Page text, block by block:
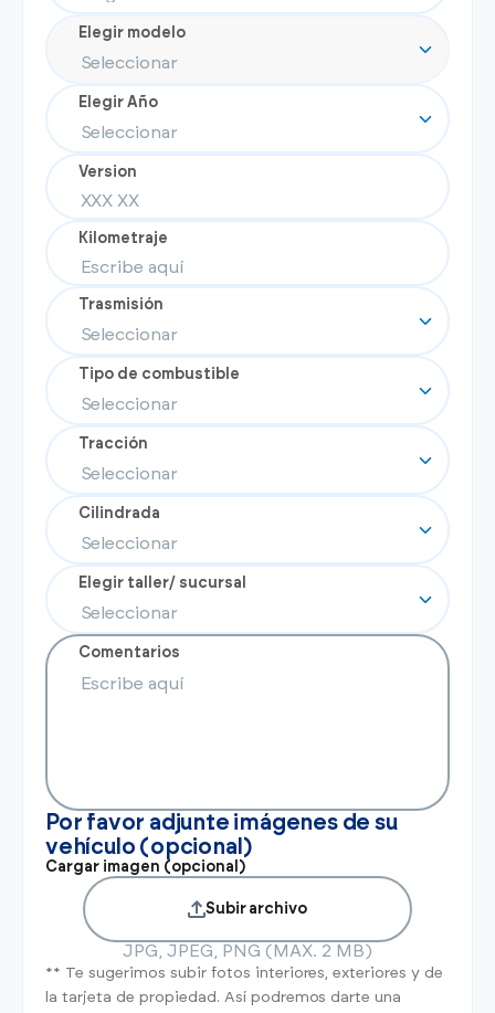
Elegir modelo
Elegir Año
Version
Kilometraje
Trasmisión
Tipo de combustible
Tracción
Cilindrada
Elegir taller/ sucursal
Comentarios
Por favor adjunte imágenes de su
vehículo (opcional)
Cargar imagen (opcional)
Subir archivo
JPG, JPEG, PNG (MAX. 2 MB)
** Te sugerimos subir fotos interiores, exteriores y de
la tarjeta de propiedad. Así podremos darte una